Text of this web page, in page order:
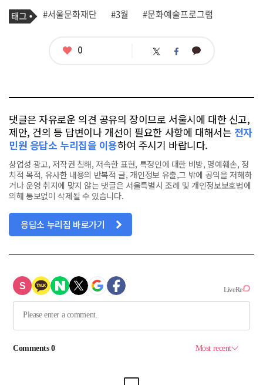
기
사
태
그
#서울문화재단 #3월 #문화예술프로그램
좋
0 트 페 카
댓글은 자유로운 의견 공유의 장이므로 서울시에 대한 신고,
제안, 건의 등 답변이나 개선이 필요한 사항에 대해서는 전자
민원 응답소 누리집을 이용하여 주시기 바랍니다.
상업성 광고, 저작권 침해, 저속한 표현, 특정인에 대한 비방, 명예훼손, 정
치적 목적, 유사한 내용의 반복적 글, 개인정보 유출,그 밖에 공익을 저해하
거나 운영 취지에 맞지 않는 댓글은 서울특별시 조례 및 개인정보보호법에
의해 통보없이 삭제될 수 있습니다.
응답소 누리집 바로가기